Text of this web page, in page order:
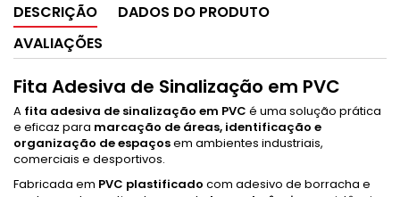
DESCRIÇÃO
DADOS DO PRODUTO
AVALIAÇÕES
Fita Adesiva de Sinalização em PVC
A fita adesiva de sinalização em PVC é uma solução prática
e eficaz para marcação de áreas, identificação e
organização de espaçosem ambientes industriais,
comerciais e desportivos.
Fabricada em PVC plastificado com adesivo de borracha e